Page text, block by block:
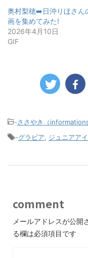
奥村梨穂➡️日沖りほさん
画を集めてみた!
2026年4月10日
GIF
-ささやき（informations
-グラビア ジュニアア
comment
メールアドレスが公開
る欄は必須項目です